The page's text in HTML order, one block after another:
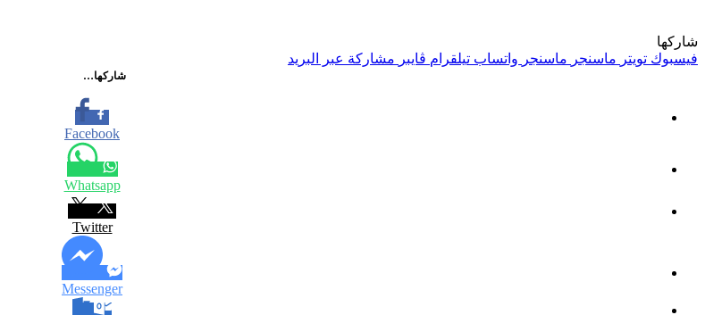
شاركها
فيسبوك تويتر ماسنجر ماسنجر واتساب تيلقرام ڤايبر مشاركة عبر البريد
شاركها…
Facebook
Whatsapp
Twitter
Messenger